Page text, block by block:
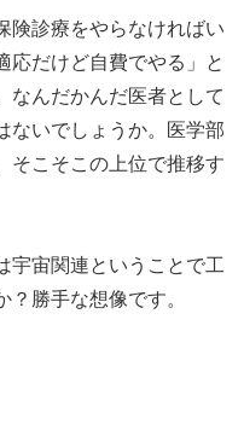
険診療をやらなければい
応だけど自費でやる」と
なんだかんだ医者として
ないでしょうか。医学部
そこそこの上位で推移す
宇宙関連ということで工
勝手な想像です。